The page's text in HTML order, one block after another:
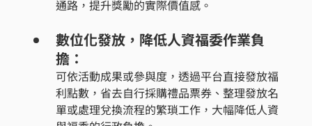
通路，提升獎勵的實際價值感。
數位化發放，降低人資福委作業負
擔：
可依活動成果或參與度，透過平台直接發放福
利點數，省去自行採購禮品票券、整理發放名
單或處理兌換流程的繁瑣工作，大幅降低人資